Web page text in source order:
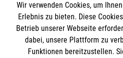
Abschicken
Wir verwenden Cookies, um
Erlebnis zu bieten. Diese
Betrieb unserer Webseite
dabei, unsere Plattform zu
Funktionen bereitzustellen.